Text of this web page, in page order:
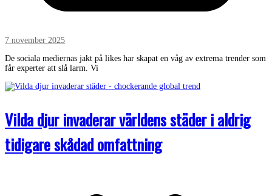
7 november 2025
De sociala mediernas jakt på likes har skapat en våg av extrema trender som
får experter att slå larm. Vi
Vilda djur invaderar världens städer i aldrig
tidigare skådad omfattning